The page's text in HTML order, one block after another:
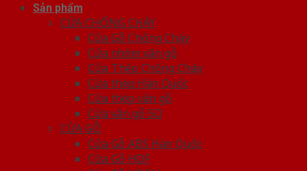
Sản phẩm
CỬA CHỐNG CHÁY
Cửa Gỗ Chống Cháy
Cửa nhôm vân gỗ
Cửa Thép Chống Cháy
Cửa thép Hàn Quốc
Cửa thép vân gỗ
Cửa vân gỗ 5D
CỬA GỖ
Cửa Gỗ ABS Hàn Quốc
Cửa Gỗ HDF